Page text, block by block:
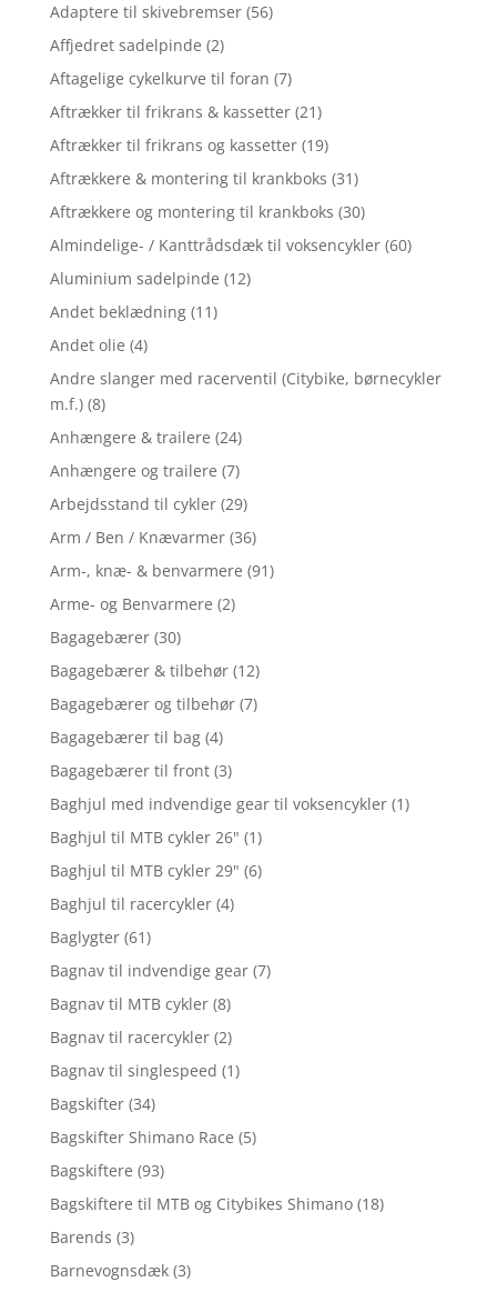
Adaptere til skivebremser (56)
Affjedret sadelpinde (2)
Aftagelige cykelkurve til foran (7)
Aftrækker til frikrans & kassetter (21)
Aftrækker til frikrans og kassetter (19)
Aftrækkere & montering til krankboks (31)
Aftrækkere og montering til krankboks (30)
Almindelige- / Kanttrådsdæk til voksencykler (60)
Aluminium sadelpinde (12)
Andet beklædning (11)
Andet olie (4)
Andre slanger med racerventil (Citybike, børnecykler
m.f.) (8)
Anhængere & trailere (24)
Anhængere og trailere (7)
Arbejdsstand til cykler (29)
Arm / Ben / Knævarmer (36)
Arm-, knæ- & benvarmere (91)
Arme- og Benvarmere (2)
Bagagebærer (30)
Bagagebærer & tilbehør (12)
Bagagebærer og tilbehør (7)
Bagagebærer til bag (4)
Bagagebærer til front (3)
Baghjul med indvendige gear til voksencykler (1)
Baghjul til MTB cykler 26" (1)
Baghjul til MTB cykler 29" (6)
Baghjul til racercykler (4)
Baglygter (61)
Bagnav til indvendige gear (7)
Bagnav til MTB cykler (8)
Bagnav til racercykler (2)
Bagnav til singlespeed (1)
Bagskifter (34)
Bagskifter Shimano Race (5)
Bagskiftere (93)
Bagskiftere til MTB og Citybikes Shimano (18)
Barends (3)
Barnevognsdæk (3)